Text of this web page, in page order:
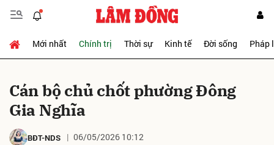
Mới nhất Chính trị Thời sự Kinh tế Đời sống Pháp
Cán bộ chủ chốt phường Đông
Gia Nghĩa
BĐT-NDS 06/05/2026 10:12
Gửi bình luận